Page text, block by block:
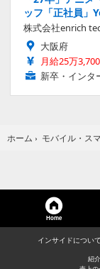
ッフ「正社員」
株式会社enrich
大阪府
月給25万
新卒・インタ
ホーム › モバイル・ス
Home
インサイドについて
紹